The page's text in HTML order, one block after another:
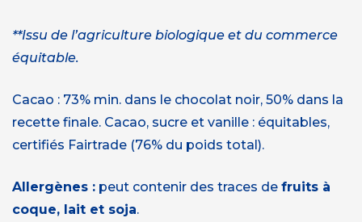
**Issu de l’agriculture biologique et du commerce
équitable.
Cacao : 73% min. dans le chocolat noir, 50% dans la
recette finale. Cacao, sucre et vanille : équitables,
certifiés Fairtrade (76% du poids total).
Allergènes : peut contenir des traces de fruits à
coque, lait et soja.